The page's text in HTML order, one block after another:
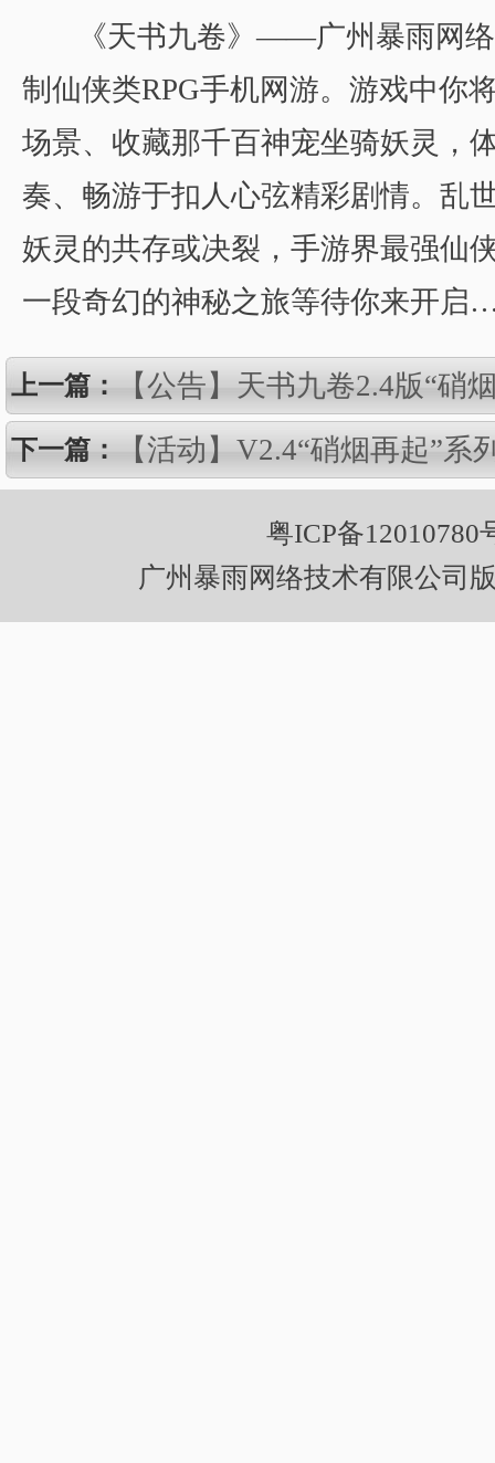
《天书九卷》——广州暴雨网
制仙侠类RPG手机网游。游戏中你
场景、收藏那千百神宠坐骑妖灵，
奏、畅游于扣人心弦精彩剧情。乱
妖灵的共存或决裂，手游界最强仙
一段奇幻的神秘之旅等待你来开
上一篇： 【公告】天书九卷2.4版“硝
下一篇： 【活动】V2.4“硝烟再起”系
粤ICP备12010780
广州暴雨网络技术有限公司